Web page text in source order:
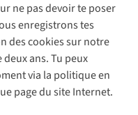
ne pas devoir te poser
enregistrons tes
des cookies sur notre
ans. Tu peux
via la politique en
page du site Internet.